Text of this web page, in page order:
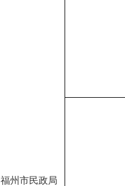
福州市民政局